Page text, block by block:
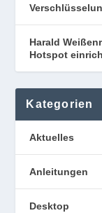
Harald
Hotspot
Kategorien
Aktuelles
Anleitungen
Desktop